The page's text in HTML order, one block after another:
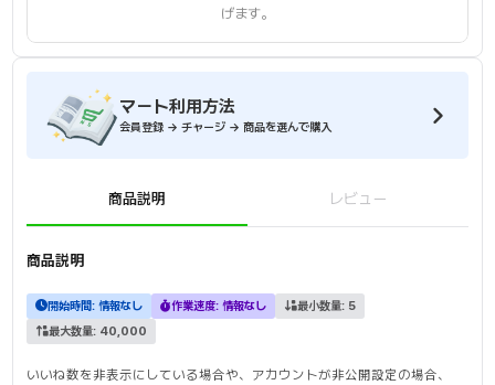
マート利用方法
会員登録 → チャージ → 商品を選んで購入
商品説明 レビュー
商品説明
開始時間:情報なし 作業速度:情報なし 最小数量: 5
最大数量: 40,000
いいね数を非表示にしている場合や、アカウントが非公開設定の場合、
げます。